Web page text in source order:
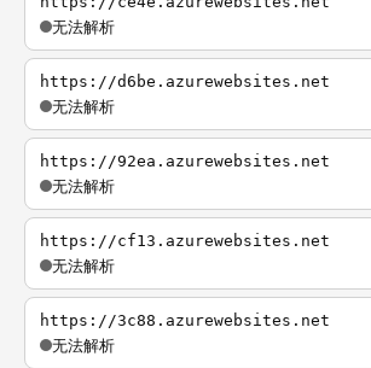
无法解析
https://d6be.azurewebsites.net
无法解析
https://92ea.azurewebsites.net
无法解析
https://cf13.azurewebsites.net
无法解析
https://3c88.azurewebsites.net
无法解析